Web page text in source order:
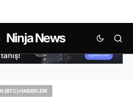
Ninja News
(BTC) HABERLERI